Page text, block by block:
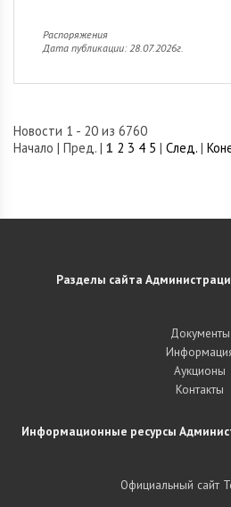
Распоряжения
Дата публикации: 28.07.2026г.
Новости 1 - 20 из 6760
Начало | Пред. | 1 2 3 4 5 | След. |
Разделы сайта
Документы
Аукционы
Контакты
Информационные ресурсы
Официальный сайт